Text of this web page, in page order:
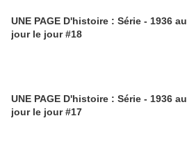
UNE PAGE D'histoire : Série - 1936 au
jour le jour #18
UNE PAGE D'histoire : Série - 1936 au
jour le jour #17